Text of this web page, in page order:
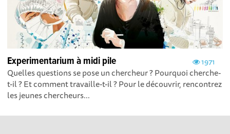
1971
Experimentarium à midi pile
Quelles questions se pose un chercheur ? Pourquoi cherche-
t-il ? Et comment travaille-t-il ? Pour le découvrir, rencontrez
les jeunes chercheurs...